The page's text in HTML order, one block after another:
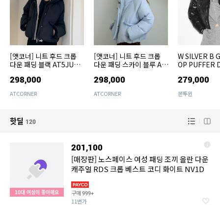
[앳코너] 니트 후드 크롭
다운 패딩 블랙 AT5JUF0
298,000
ATCORNER
[앳코너] 니트 후드 크롭
다운 패딩 스카이 블루 AT
298,000
ATCORNER
W SILVER B
OP PUFFER
279,000
본투윈
핫딜 120
10대 여성이 좋아해요
201,100
[매장판] 노스페이스 여성 패딩 조끼 올란 다운
캐주얼 RDS 크롭 베스트 코디 화이트 NV1D
구매999+
11번가